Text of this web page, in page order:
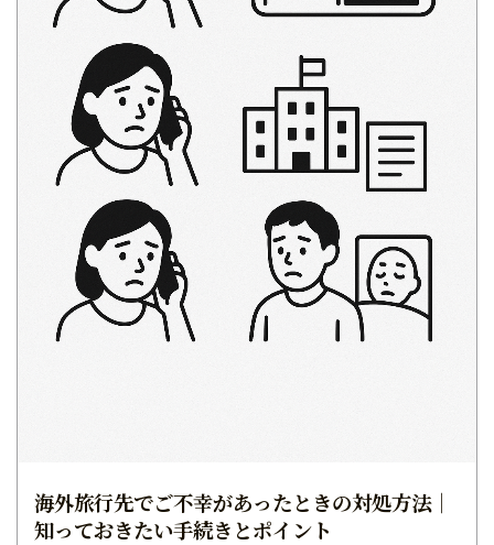
海外旅行先でご不幸があったときの対処方法｜
知っておきたい手続きとポイント